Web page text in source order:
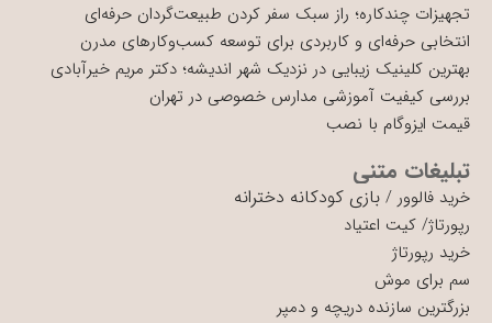
تجهیزات چندکاره؛ راز سبک سفر کردن طبیعت‌گردان حرفه‌ای
انتخابی حرفه‌ای و کاربردی برای توسعه کسب‌وکارهای مدرن
بهترین کلینیک زیبایی در نزدیک شهر اندیشه؛ دکتر مریم خیرآبادی
بررسی کیفیت آموزشی مدارس خصوصی در تهران
قیمت ایزوگام با نصب
تبلیغات متنی
خرید فالوور / بازی کودکانه دخترانه
رپورتاژ/ کیت اعتیاد
خرید رپورتاژ
سم برای موش
بزرگترین سازنده دریچه و دمپر